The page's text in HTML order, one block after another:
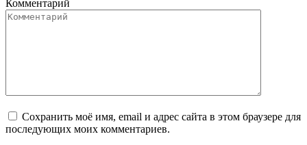
Комментарий
Сохранить моё имя, email и адрес сайта в этом браузере для
последующих моих комментариев.